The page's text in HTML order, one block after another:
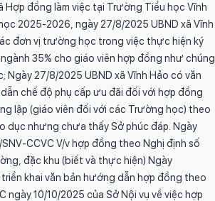
Hợp đồng làm việc tại Trường Tiểu học Vĩnh
2025-2026, ngày 27/8/2025 UBND xã Vĩnh
đơn vị trường học trong việc thực hiện ký
35% cho giáo viên hợp đồng như chúng
Ngày 27/8/2025 UBND xã Vĩnh Hảo có văn
chế độ phụ cấp ưu đãi đối với hợp đồng
lập (giáo viên đối với các Trường học) theo
dục nhưng chưa thấy Sở phúc đáp. Ngày
CCVC V/v hợp đồng theo Nghị định số
đặc khu (biết và thực hiện) Ngày
triển khai văn bản hướng dẫn hợp đồng theo
ngày 10/10/2025 của Sở Nội vụ về việc hợp